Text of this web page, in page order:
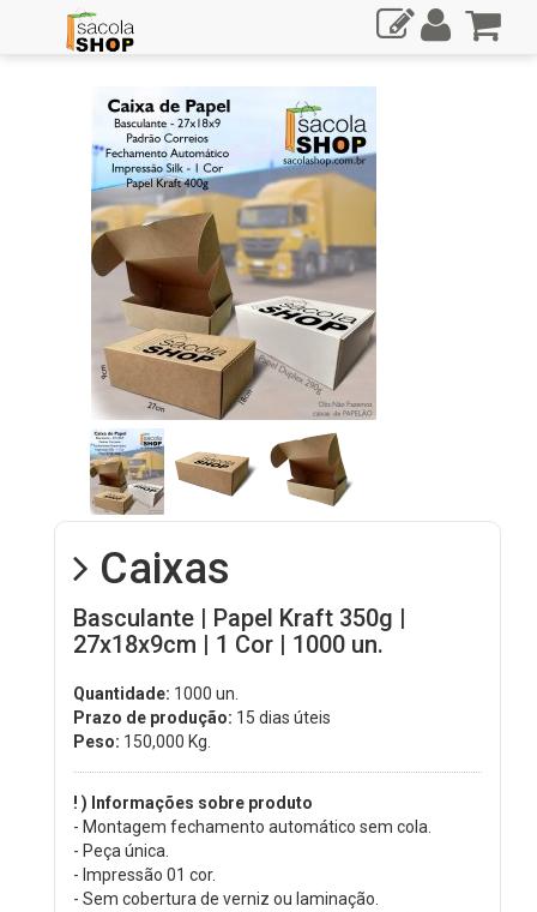
Caixas
Basculante | Papel Kraft 350g |
27x18x9cm | 1 Cor | 1000 un.
Quantidade: 1000 un.
Prazo de produção: 15 dias úteis
Peso: 150,000 Kg.
! ) Informações sobre produto
- Montagem fechamento automático sem cola.
- Peça única.
- Impressão 01 cor.
- Sem cobertura de verniz ou laminação.